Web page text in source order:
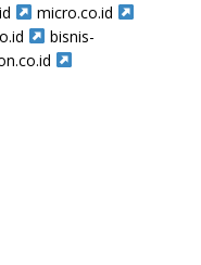
micro.co.id
bisnis-